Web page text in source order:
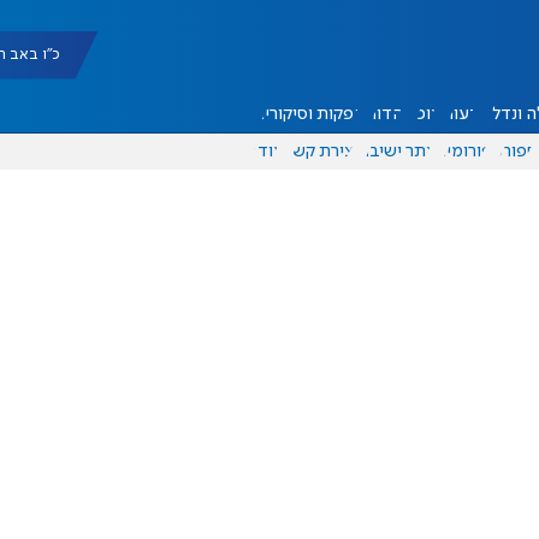
כ"ו באב
ונדל"ן דעות אוכל יהדות הפקות וסיקורים
ספורט פורומים אתר ישיבה יצירת קשר עוד